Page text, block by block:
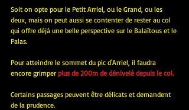
Soit on opte pour le Petit Arriel, ou le Grand, ou les
deux, mais on peut aussi se contenter de rester au col
qui offre déjà une belle perspective sur le Balaïtous et le
Palas.
Pour atteindre le sommet du pic d'Arriel, il faudra
encore grimper plus de 200m de dénivelé depuis le col.
Certains passages peuvent être délicats et demandent
de la prudence.